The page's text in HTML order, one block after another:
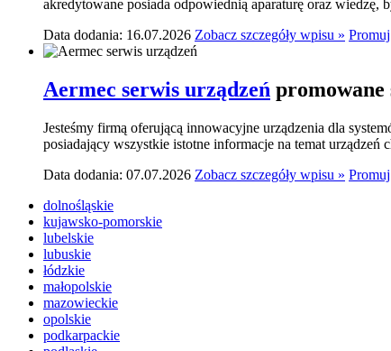
akredytowane posiada odpowiednią aparaturę oraz
Data dodania: 16.07.2026 Zobacz szczegóły wpisu »
Aermec serwis urządzeń
Jesteśmy firmą oferującą innowacyjne urządzenia dla
posiadający wszystkie istotne informacje na temat
Data dodania: 07.07.2026 Zobacz szczegóły wpisu »
dolnośląskie
kujawsko-pomorskie
lubelskie
lubuskie
łódzkie
małopolskie
mazowieckie
opolskie
podkarpackie